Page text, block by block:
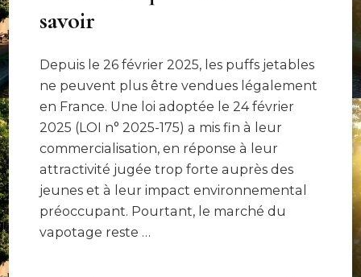
savoir
Depuis le 26 février 2025, les puffs jetables
ne peuvent plus être vendues légalement
en France. Une loi adoptée le 24 février
2025 (LOI n° 2025-175) a mis fin à leur
commercialisation, en réponse à leur
attractivité jugée trop forte auprès des
jeunes et à leur impact environnemental
préoccupant. Pourtant, le marché du
vapotage reste …